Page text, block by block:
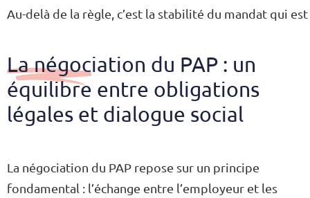
Au-delà de la règle, c’est la stabilité du mandat qui
La négociation du PAP : un
équilibre entre obligations
légales et dialogue social
La négociation du PAP repose sur un principe
fondamental : l’échange entre l’employeur et les